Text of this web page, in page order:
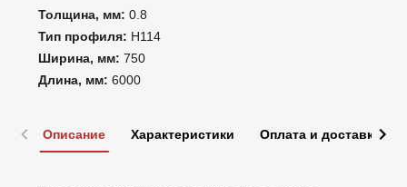
Толщина, мм: 0.8
Тип профиля: Н114
Ширина, мм: 750
Длина, мм: 6000
Описание Характеристики Оплата и доставка